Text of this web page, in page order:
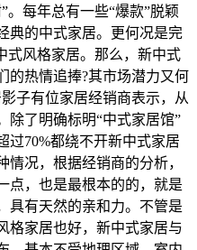
。每年总有一些“爆款”脱颖
典的中式家居。更何况是完
式风格家居。那么，新中式
的热情追捧?其市场潜力又何
子有位家居经销商表示，从
除了明确标明“中式家居馆”
过70%都绕不开新中式家居
情况，根据经销商的分析，
点，也是最根本的的，就是
具有天然的亲和力。不管是
格家居也好，新中式家居与